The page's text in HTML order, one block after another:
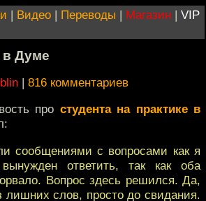
| Видео | Переводы | Магазин | VIP
в Думе
| 816 комментариев
про студента на практике в
сообщениями с вопросами как я
ответить, так как оба
Вопрос здесь решился. Да,
лишних слов, просто до свидания.